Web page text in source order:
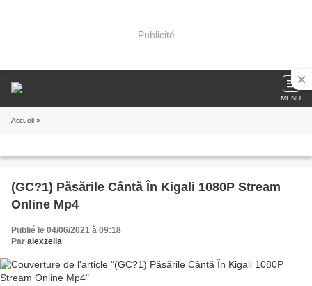
Publicité
MENU
Accueil »
(GC?1) Păsările Cântă În Kigali 1080P Stream
Online Mp4
Publié le 04/06/2021 à 09:18
Par alexzelia